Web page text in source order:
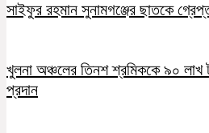
সাইফুর রহমান সুনামগঞ্জের ছাতকে
খুলনা অঞ্চলের তিনশ শ্রমিককে ৯০ লাখ
প্রদান